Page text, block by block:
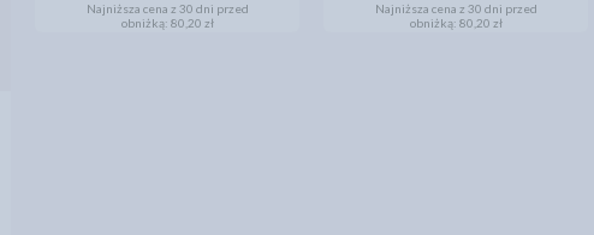
Najniższa cena z 30 dni przed
obniżką: 80,20 zł
Najniższa cena z 30 dni przed
obniżką: 80,20 zł